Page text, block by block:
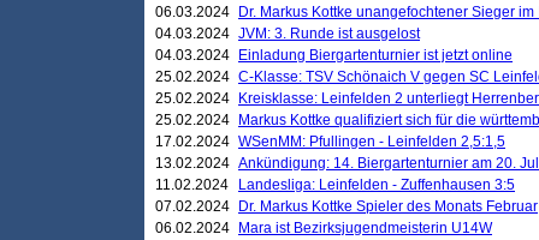
06.03.2024
Dr. Markus Kottke unangefochtener Sieger
04.03.2024 JVM: 3. Runde ist ausgelost
04.03.2024
Einladung Biergartenturnier ist jetzt online
25.02.2024 C-Klasse: TSV Schönaich V gegen SC
25.02.2024
Kreisklasse: Leinfelden 2 unterliegt
25.02.2024
Markus Kottke qualifiziert sich für die
17.02.2024 WSenMM: Pfullingen - Leinfelden 2,5:1,5
13.02.2024 Ankündigung: 14. Biergartenturnier am 20.
11.02.2024
Landesliga: Leinfelden - Zuffenhausen 3:5
07.02.2024
Dr. Markus Kottke Spieler des Monats Februar
06.02.2024
Mara ist Bezirksjugendmeisterin U14W